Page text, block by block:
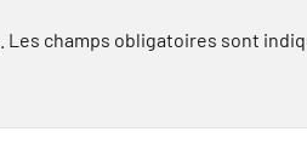
Les champs obligatoires sont